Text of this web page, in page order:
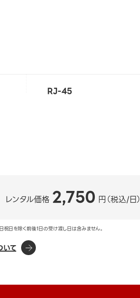
RJ-45
レンタル価格 2,750 円（税込/日）
日を除く前後1日の受け渡し日は含みません。
いて